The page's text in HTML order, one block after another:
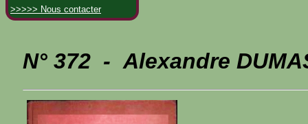
>>>>> Nous contacter
N° 372 - Alexandre